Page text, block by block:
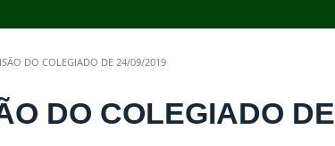
DO COLEGIADO DE 24/09/2019
DO COLEGIADO